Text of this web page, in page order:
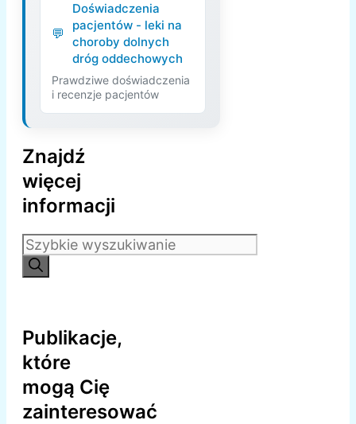
Doświadczenia
pacjentów - leki na
choroby dolnych
dróg oddechowych
Prawdziwe doświadczenia
i recenzje pacjentów
Znajdź
więcej
informacji
Szukaj:
Publikacje,
które
mogą Cię
zainteresować